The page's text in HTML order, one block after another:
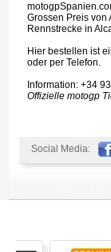
Grossen Preis von
Rennstrecke in
Hier bestellen ist
oder per Telefon.
Information: +34
Offizielle motogp
Social Media: